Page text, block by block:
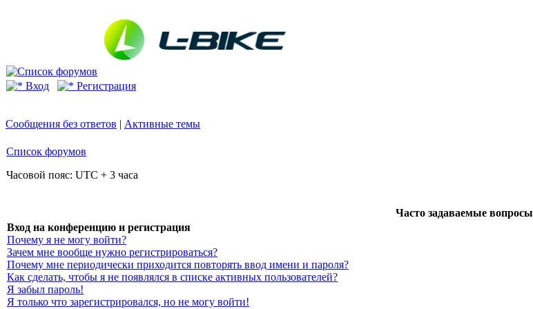
Вход Регистрация
Сообщения без ответов | Активные темы
Список форумов
Часовой пояс: UTC + 3 часа
Часто задаваемые вопросы
Вход на конференцию и регистрация
Почему я не могу войти?
Зачем мне вообще нужно регистрироваться?
Почему мне периодически приходится повторять ввод имени и пароля?
Как сделать, чтобы я не появлялся в списке активных пользователей?
Я забыл пароль!
Я только что зарегистрировался, но не могу войти!